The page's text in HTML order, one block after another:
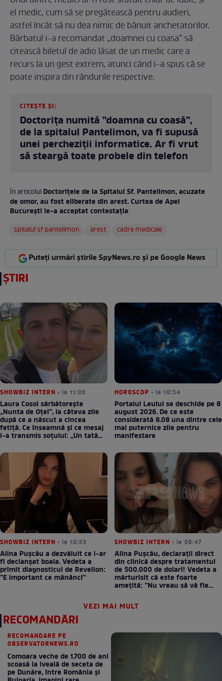
el medic, cum să se pregătească pentru audieri,
astfel încât să nu dea nimic de bănuit anchetatorilor.
Bărbatul i-a recomandat „doamnei cu coasa” să
citească biletul de adio lăsat de un medic care a
recurs la un gest extrem, atunci când i-a spus că se
poate inspira din rândurile respective.
CITEȘTE ȘI:
Doctorița numită ”doamna cu coasă”,
de la spitalul Pantelimon, va fi supusă
unei percheziții informatice. Ar fi vrut
să steargă toate probele din telefon
În articolulDoctorițele de la Spitalul Sf. Pantelimon, acuzate
de omor, au fost eliberate din arest. Curtea de Apel
București le-a acceptat contestația:
spitalul sf pantelimon
arest cadre medicale
Puteți urmări știrile SpyNews.ro și pe Google News
ȘTIRI
SHOWBIZ INTERN • la 11:03
Laura Cosoi sărbătorește
„Nunta de Oțel”, la câteva zile
după ce a născut a cincea
fetiță. Ce înseamnă și ce mesaj
i-a transmis soțului: „Un tată
HOROSCOP • la 10:54
Portalul Leului se deschide pe 8
august 2026. De ce este
considerată 8.08 una dintre cele
mai puternice zile pentru
manifestare
SHOWBIZ INTERN • la 10:33
Alina Pușcău a dezvăluit ce i-ar
fi declanșat boala. Vedeta a
primit diagnosticul de Revelion:
”E important ce mănânci”
SHOWBIZ INTERN • la 09:47
Alina Pușcău, declarații direct
din clinică despre tratamentul
de 500.000 de dolari! Vedeta a
mărturisit că este foarte
amețită: ”Nu vreau să vă fie
VEZI MAI MULT
RECOMANDĂRI
RECOMANDARE PE
OBSERVATORNEWS.RO
Comoara veche de 1.700 de ani
scoasă la iveală de seceta de
pe Dunăre, între România şi